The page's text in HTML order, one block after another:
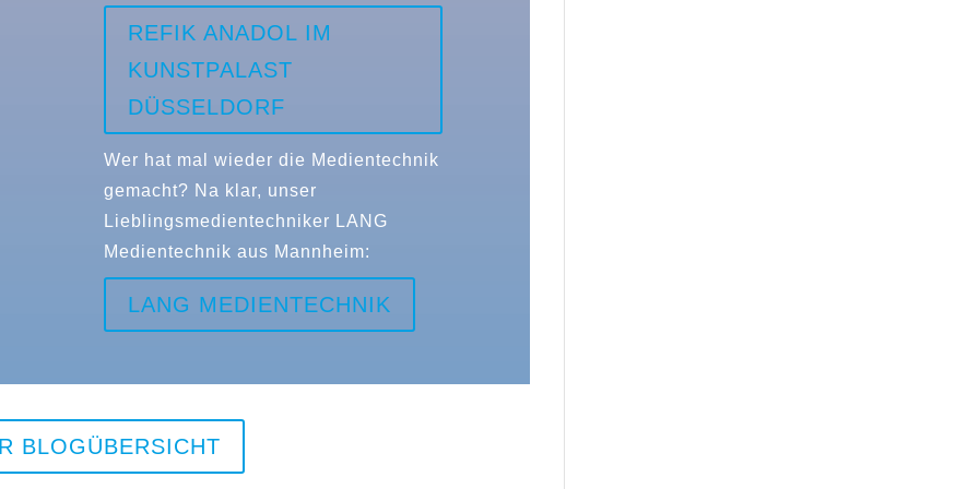
REFIK ANADOL IM
KUNSTPALAST
DÜSSELDORF
Wer hat mal wieder die Medientechnik
gemacht? Na klar, unser
Lieblingsmedientechniker LANG
Medientechnik aus Mannheim:
LANG MEDIENTECHNIK
BLOGÜBERSICHT